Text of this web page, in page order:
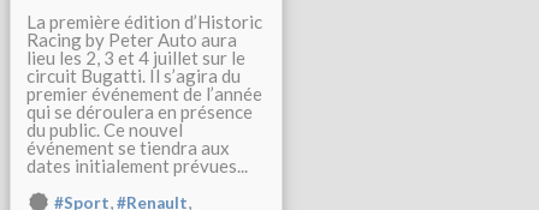
La première édition d’Historic
Racing by Peter Auto aura
lieu les 2, 3 et 4 juillet sur le
circuit Bugatti. Il s’agira du
premier événement de l’année
qui se déroulera en présence
du public. Ce nouvel
événement se tiendra aux
dates initialement prévues...
#Sport,#Renault,